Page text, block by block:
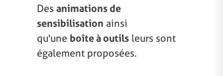
Des animations de
sensibilisation ainsi
qu'une boîte à outils leurs sont
également proposées.